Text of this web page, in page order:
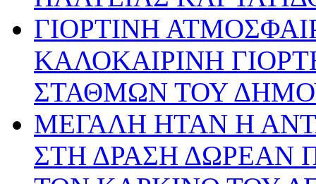
ΓΙΟΡΤΙΝΗ
ΚΑΛΟΚΑΙΡΙΝΗ
ΣΤΑΘΜΩΝ ΤΟΥ
ΜΕΓΑΛΗ ΗΤΑΝ Η
ΣΤΗ ΔΡΑΣΗ ΔΩΡΕΑΝ